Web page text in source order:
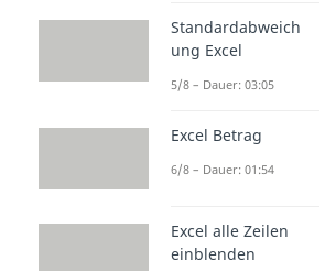
Datum aus
berechnen mit
zur Stelle im
In deinerExcel
Standardabweich
ung Excel
5/8 – Dauer: 03:05
Excel Betrag
6/8 – Dauer: 01:54
Excel alle Zeilen
einblenden